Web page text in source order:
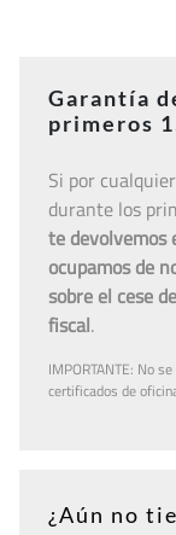
Garantía
primeros
Si por
durante los
te devolvemos
ocupamos de
sobre el cese
fiscal.
IMPORTANTE: No
certificados de
¿Aún no